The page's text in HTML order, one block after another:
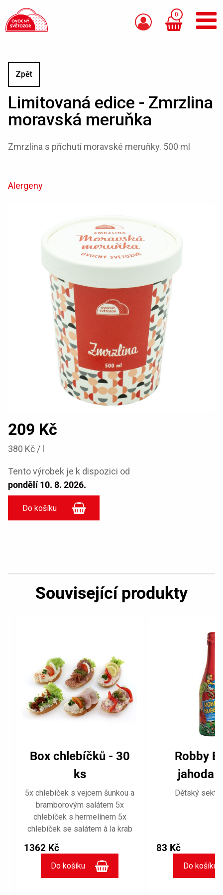
0
Zpět
Limitovaná edice - Zmrzlina
moravská meruňka
Zmrzlina s příchutí moravské meruňky. 500 ml
Alergeny
209 Kč
380 Kč / l
Tento výrobek je k dispozici od
pondělí 10. 8. 2026.
Související produkty
Box chlebíčků - 30
ks
5x chlebíček s vejcem šunkou a
bramborovým salátem 5x
chlebíček s hermelínem 5x
chlebíček se salátem à la krab
salámem 5x chlebíček s
krkovicí a křenem 5x chlebíček
se žervé a sušenými rajčaty.
1362 Kč
Robby
jahoda
Dětský sekt.
83 Kč